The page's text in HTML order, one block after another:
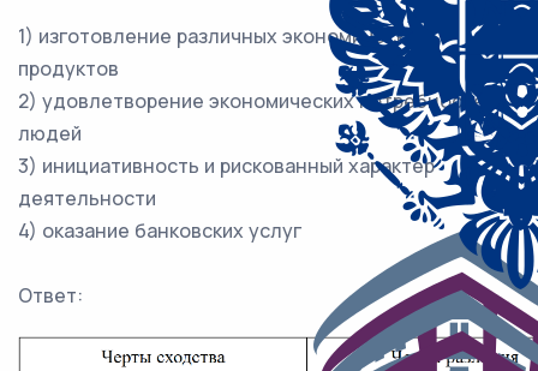
1) изготовление различных экономических
продуктов
2) удовлетворение экономических потребностей
людей
3) инициативность и рискованный характер
деятельности
4) оказание банковских услуг
Ответ: